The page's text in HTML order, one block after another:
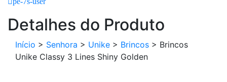
Detalhes do Produto
Início > Senhora > Unike > Brincos > Brincos
Unike Classy 3 Lines Shiny Golden